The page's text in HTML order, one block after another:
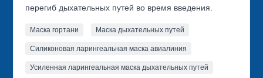
перегиб дыхательных путей во время введения.
Маска гортани Маска дыхательных путей
Силиконовая ларингеальная маска авиалиния
Усиленная ларингеальная маска дыхательных путей